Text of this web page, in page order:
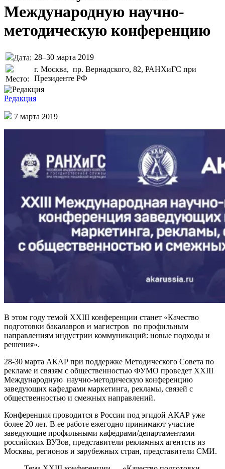
Международную научно-
методическую конференцию
Дата: 28–30 марта 2019
Место:
г. Москва, пр. Вернадского, 82, РАНХиГС при
Президенте РФ
Редакция
7 марта 2019
В этом году темой XXIII конференции станет «Качество
подготовки бакалавров и магистров по профильным
направлениям индустрии коммуникаций: новые подходы и
решения».
28-30 марта АКАР при поддержке Методического Совета по
рекламе и связям с общественностью ФУМО проведет XXIII
Международную научно-методическую конференцию
заведующих кафедрами маркетинга, рекламы, связей с
общественностью и смежных направлений.
Конференция проводится в России под эгидой АКАР уже
более 20 лет. В ее работе ежегодно принимают участие
заведующие профильными кафедрами/департаментами
российских ВУЗов, представители рекламных агентств из
Москвы, регионов и зарубежных стран, представители СМИ.